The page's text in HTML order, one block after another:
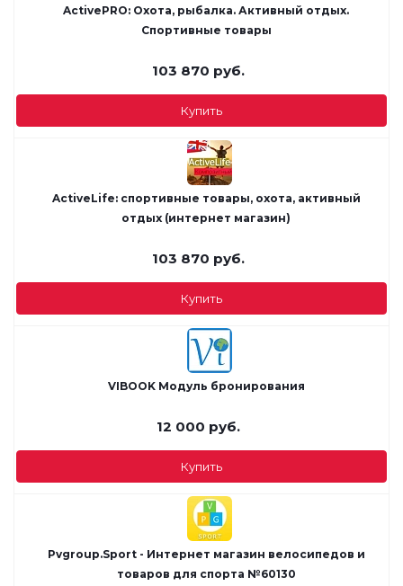
ActivePRO: Охота, рыбалка. Активный отдых.
Спортивные товары
103 870 руб.
Купить
ActiveLife: cпортивные товары, охота, активный
отдых (интернет магазин)
103 870 руб.
Купить
VIBOOK Модуль бронирования
12 000 руб.
Купить
Pvgroup.Sport - Интернет магазин велосипедов и
товаров для спорта №60130